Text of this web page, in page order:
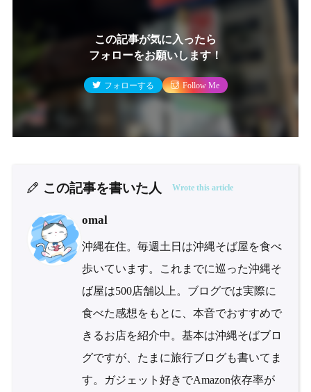
この記事が気に入ったら
フォローをお願いします！
フォローする Follow Me
この記事を書いた人 Wrote this article
omal
沖縄在住。毎週土日は沖縄そば屋を食べ
歩いています。これまでに巡った沖縄そ
ば屋は500店舗以上。ブログでは実際に
食べた感想をもとに、本音でおすすめで
きるお店を紹介中。基本は沖縄そばブロ
グですが、たまに旅行ブログも書いてま
す。ガジェット好きでAmazon依存率が